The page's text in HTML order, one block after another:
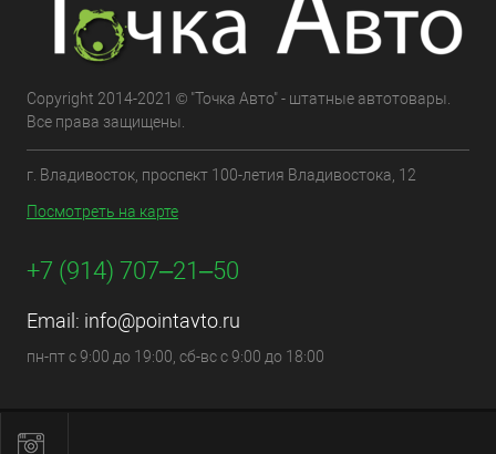
Copyright 2014-2021 © "Точка Авто" - штатные автотовары.
Все права защищены.
г. Владивосток, проспект 100-летия Владивостока, 12
Посмотреть на карте
+7 (914) 707‒21‒50
Email: info@pointavto.ru
пн-пт с 9:00 до 19:00, сб-вс с 9:00 до 18:00